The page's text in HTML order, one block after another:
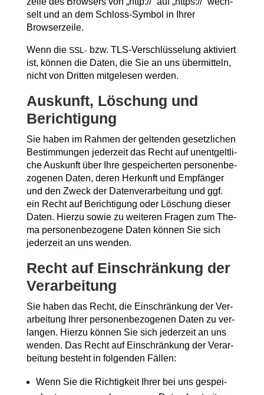
selt und an dem Schloss-Sym­bol in Ihrer
Browserzeile.
Wenn die SSL- bzw. TLS-Ver­schlüs­se­lung akti­viert
ist, kön­nen die Daten, die Sie an uns über­mit­teln,
nicht von Drit­ten mit­ge­le­sen werden.
Aus­kunft, Löschung und
Berichtigung
Sie haben im Rah­men der gel­ten­den gesetz­li­chen
Bestim­mun­gen jeder­zeit das Recht auf unent­gelt­li­
che Aus­kunft über Ihre gespei­cher­ten per­so­nen­be­
zo­ge­nen Daten, deren Her­kunft und Emp­fän­ger
und den Zweck der Daten­ver­ar­bei­tung und ggf.
ein Recht auf Berich­ti­gung oder Löschung die­ser
Daten. Hier­zu sowie zu wei­te­ren Fra­gen zum The­
ma per­so­nen­be­zo­ge­ne Daten kön­nen Sie sich
jeder­zeit an uns wenden.
Recht auf Ein­schrän­kung der
Verarbeitung
Sie haben das Recht, die Ein­schrän­kung der Ver­
ar­bei­tung Ihrer per­so­nen­be­zo­ge­nen Daten zu ver­
lan­gen. Hier­zu kön­nen Sie sich jeder­zeit an uns
wen­den. Das Recht auf Ein­schrän­kung der Ver­ar­
bei­tung besteht in fol­gen­den Fällen:
Wenn Sie die Rich­tig­keit Ihrer bei uns gespei­